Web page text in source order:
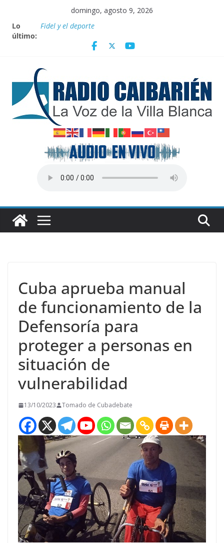
contenido
domingo, agosto 9, 2026
Lo
último:
Fidel y el deporte
Vanguardia por 3 años consecutivos
renovables en Cuba
Nota oficial del Gobierno Provincial de Villa Clara
Cuba aprueba manual
de funcionamiento de la
Defensoría para
proteger a personas en
situación de
vulnerabilidad
13/10/2023 Tomado de Cubadebate